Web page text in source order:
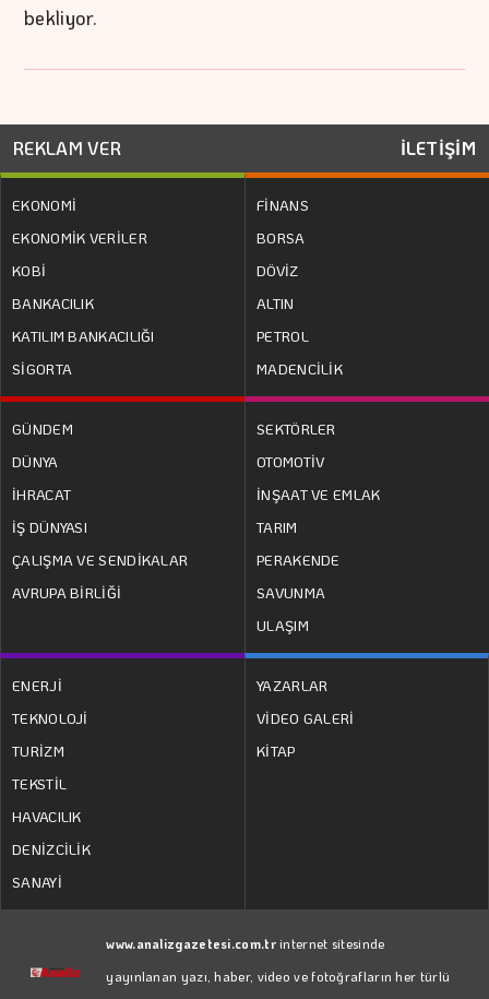
bekliyor.
REKLAM VER İLETİŞİM
EKONOMİ
EKONOMİK VERİLER
KOBİ
BANKACILIK
KATILIM BANKACILIĞI
SİGORTA
FİNANS
BORSA
DÖVİZ
ALTIN
PETROL
MADENCİLİK
GÜNDEM
DÜNYA
İHRACAT
İŞ DÜNYASI
ÇALIŞMA VE SENDİKALAR
AVRUPA BİRLİĞİ
SEKTÖRLER
OTOMOTİV
İNŞAAT VE EMLAK
TARIM
PERAKENDE
SAVUNMA
ULAŞIM
ENERJİ
TEKNOLOJİ
TURİZM
TEKSTİL
HAVACILIK
DENİZCİLİK
SANAYİ
YAZARLAR
VİDEO GALERİ
KİTAP
www.analizgazetesi.com.trinternet sitesinde
yayınlanan yazı, haber, video ve fotoğrafların her türlü